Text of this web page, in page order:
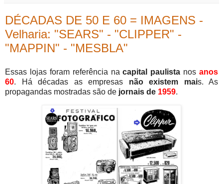
DÉCADAS DE 50 E 60 = IMAGENS -
Velharia: "SEARS" - "CLIPPER" -
"MAPPIN" - "MESBLA"
Essas lojas foram referência nacapital paulista nos anos
60. Há décadas as empresas não existem mais. As
propagandas mostradas são de jornais de 1959.